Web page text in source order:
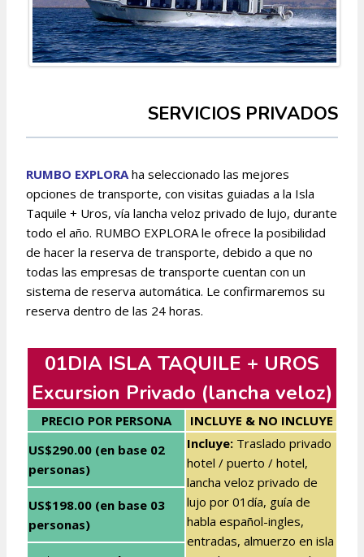
SERVICIOS PRIVADOS
RUMBO EXPLORAha seleccionado las mejores
opciones de transporte, con visitas guiadas a la Isla
Taquile + Uros, vía lancha veloz privado de lujo, durante
todo el año. RUMBO EXPLORA le ofrece la posibilidad
de hacer la reserva de transporte, debido a que no
todas las empresas de transporte cuentan con un
sistema de reserva automática. Le confirmaremos su
reserva dentro de las 24 horas.
01DIA ISLA TAQUILE + UROS
Excursion Privado (lancha veloz)
PRECIO POR PERSONA
INCLUYE & NO INCLUYE
US$290.00 (en base 02
personas)
Incluye: Traslado privado
hotel / puerto / hotel,
lancha veloz privado de
lujo por 01día, guía de
habla español-ingles,
entradas, almuerzo en isla
US$198.00 (en base 03
personas)